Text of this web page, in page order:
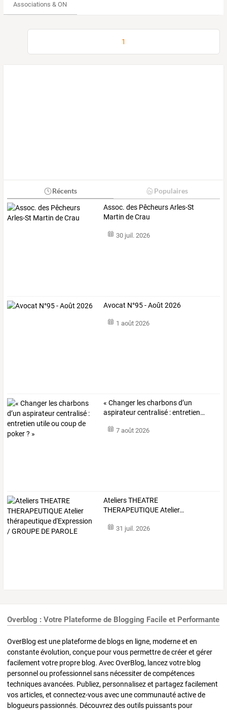
Associations & ONG
1
Récents Populaires
Assoc. des Pêcheurs Arles-St
Martin de Crau
30 juil. 2026
Avocat N°95 - Août 2026
1 août 2026
« Changer lescharbonsd’un
aspirateurcentralisé :entretien…
7 août 2026
AteliersTHEATRE
THERAPEUTIQUEAtelier…
31 juil. 2026
Overblog : Votre Plateforme de Blogging Facile et Performante
OverBlog est une plateforme de blogs en ligne, moderne et en
constante évolution, conçue pour vous permettre de créer et gérer
facilement votre propre blog. Avec OverBlog, lancez votre blog
personnel ou professionnel sans nécessiter de compétences
techniques avancées. Publiez, personnalisez et partagez facilement
vos articles, et connectez-vous avec une communauté active de
blogueurs passionnés. Découvrez des outils puissants pour